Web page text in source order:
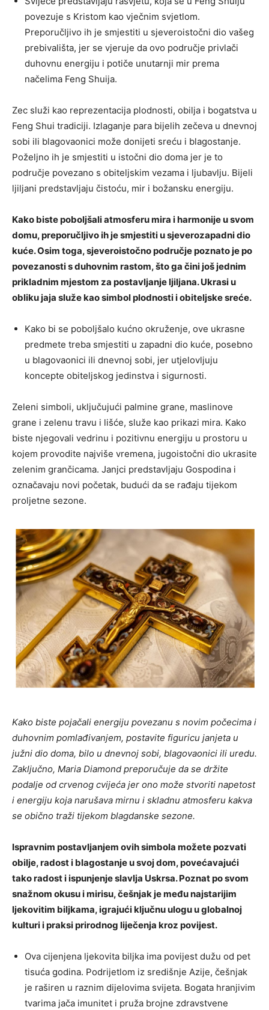
povezuje s Kristom kao vječnim svjetlom.
Preporučljivo ih je smjestiti u sjeveroistočni dio vašeg
prebivališta, jer se vjeruje da ovo područje privlači
duhovnu energiju i potiče unutarnji mir prema
načelima Feng Shuija.
Zec služi kao reprezentacija plodnosti, obilja i bogatstva u
Feng Shui tradiciji. Izlaganje para bijelih zečeva u dnevnoj
sobi ili blagovaonici može donijeti sreću i blagostanje.
Poželjno ih je smjestiti u istočni dio doma jer je to
područje povezano s obiteljskim vezama i ljubavlju. Bijeli
ljiljani predstavljaju čistoću, mir i božansku energiju.
Kako biste poboljšali atmosferu mira i harmonije u svom
domu, preporučljivo ih je smjestiti u sjeverozapadni dio
kuće. Osim toga, sjeveroistočno područje poznato je po
povezanosti s duhovnim rastom, što ga čini još jednim
prikladnim mjestom za postavljanje ljiljana. Ukrasi u
obliku jaja služe kao simbol plodnosti i obiteljske sreće.
Kako bi se poboljšalo kućno okruženje, ove ukrasne
predmete treba smjestiti u zapadni dio kuće, posebno
u blagovaonici ili dnevnoj sobi, jer utjelovljuju
koncepte obiteljskog jedinstva i sigurnosti.
Zeleni simboli, uključujući palmine grane, maslinove
grane i zelenu travu i lišće, služe kao prikazi mira. Kako
biste njegovali vedrinu i pozitivnu energiju u prostoru u
kojem provodite najviše vremena, jugoistočni dio ukrasite
zelenim grančicama. Janjci predstavljaju Gospodina i
označavaju novi početak, budući da se rađaju tijekom
proljetne sezone.
Kako biste pojačali energiju povezanu s novim počecima i
duhovnim pomlađivanjem, postavite figuricu janjeta u
južni dio doma, bilo u dnevnoj sobi, blagovaonici ili uredu.
Zaključno, Maria Diamond preporučuje da se držite
podalje od crvenog cvijeća jer ono može stvoriti napetost
i energiju koja narušava mirnu i skladnu atmosferu kakva
se obično traži tijekom blagdanske sezone.
Ispravnim postavljanjem ovih simbola možete pozvati
obilje, radost i blagostanje u svoj dom, povećavajući
tako radost i ispunjenje slavlja Uskrsa. Poznat po svom
snažnom okusu i mirisu, češnjak je među najstarijim
ljekovitim biljkama, igrajući ključnu ulogu u globalnoj
kulturi i praksi prirodnog liječenja kroz povijest.
Ova cijenjena ljekovita biljka ima povijest dužu od pet
tisuća godina. Podrijetlom iz središnje Azije, češnjak
je raširen u raznim dijelovima svijeta. Bogata hranjivim
tvarima jača imunitet i pruža brojne zdravstvene